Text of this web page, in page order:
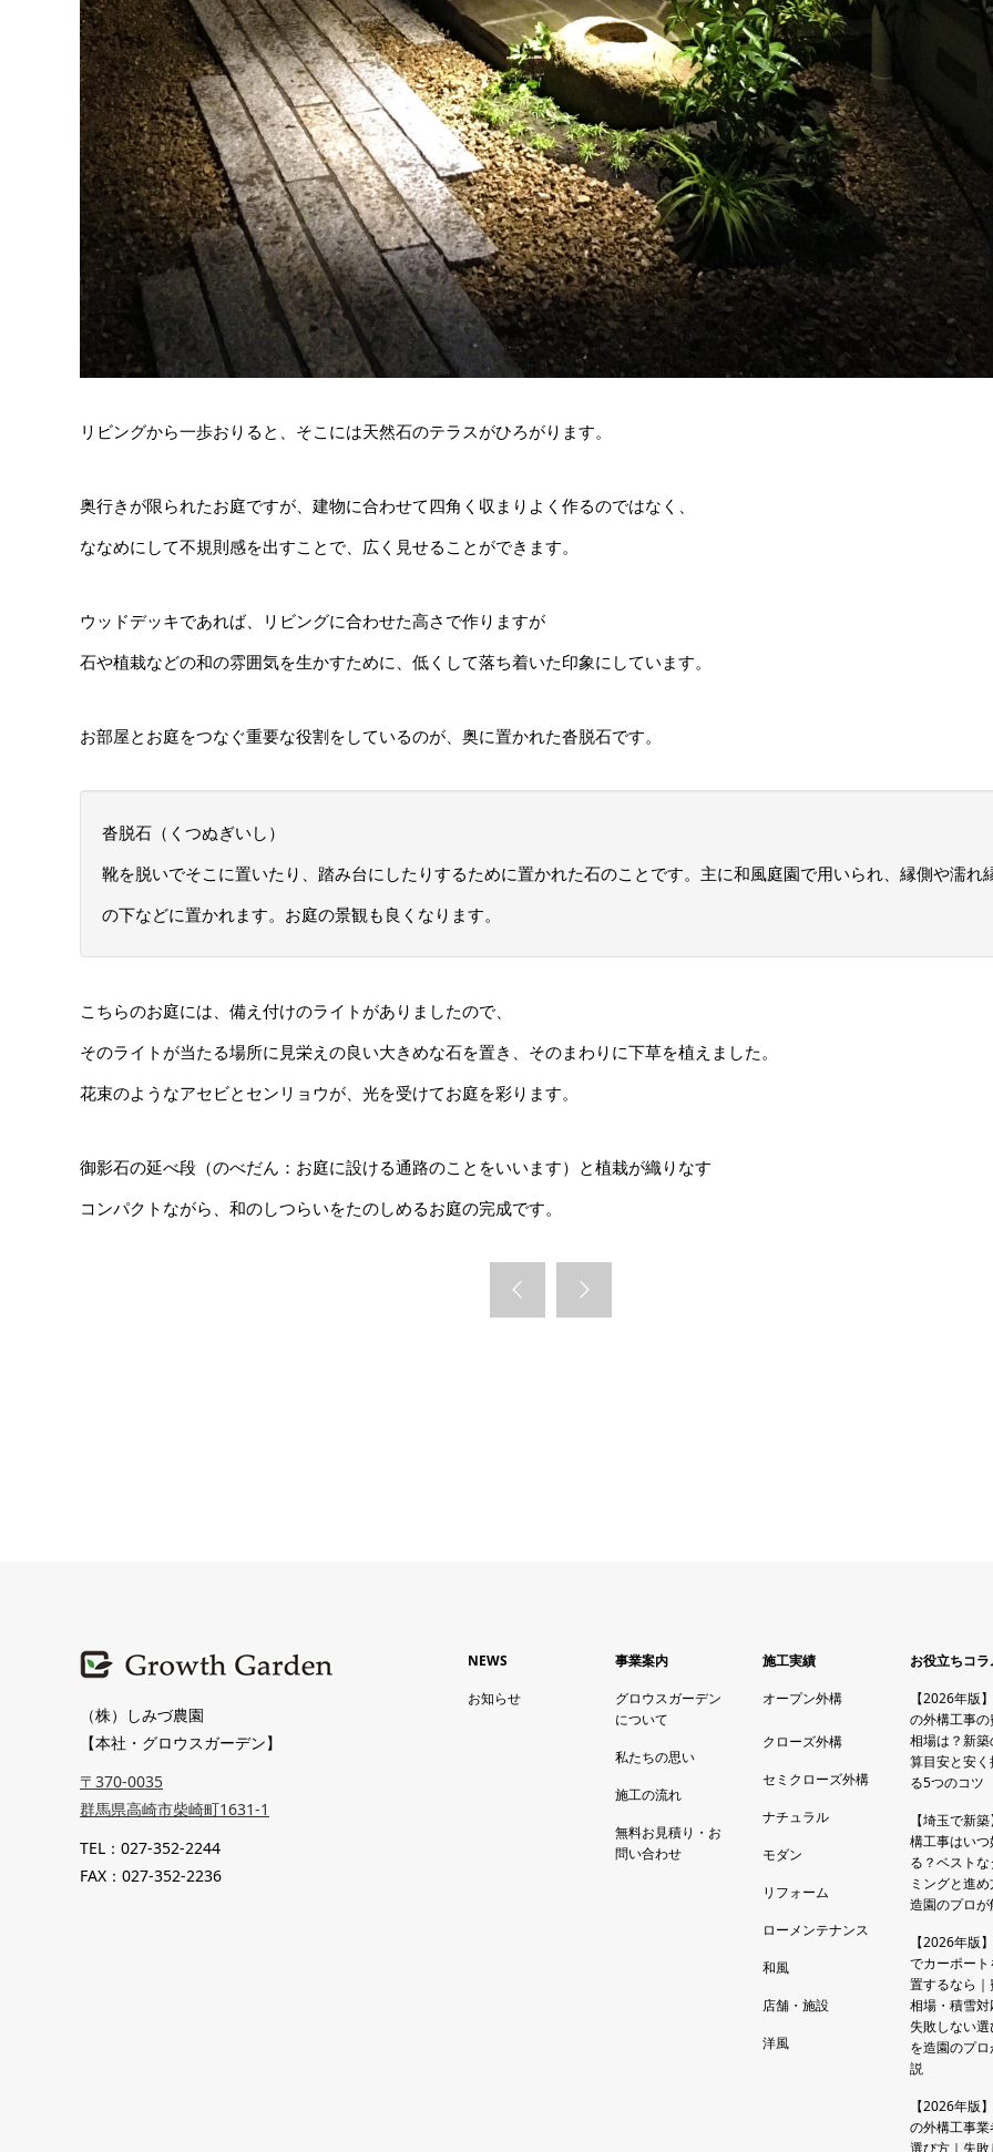
リビングから一歩おりると、そこには天然石のテラスがひろがります。
奥行きが限られたお庭ですが、建物に合わせて四角く収まりよく作るのではなく、
ななめにして不規則感を出すことで、広く見せることができます。
ウッドデッキであれば、リビングに合わせた高さで作りますが
石や植栽などの和の雰囲気を生かすために、低くして落ち着いた印象にしています。
お部屋とお庭をつなぐ重要な役割をしているのが、奥に置かれた沓脱石です。
沓脱石（くつぬぎいし）
靴を脱いでそこに置いたり、踏み台にしたりするために置かれた石のことです。主に和風庭園で用いられ、縁側や濡れ
の下などに置かれます。お庭の景観も良くなります。
こちらのお庭には、備え付けのライトがありましたので、
そのライトが当たる場所に見栄えの良い大きめな石を置き、そのまわりに下草を植えました。
花束のようなアセビとセンリョウが、光を受けてお庭を彩ります。
御影石の延べ段（のべだん：お庭に設ける通路のことをいいます）と植栽が織りなす
コンパクトながら、和のしつらいをたのしめるお庭の完成です。
NEWS
お知らせ
事業案内
グロウスガーデン
について
私たちの思い
施工の流れ
無料お見積り・お
問い合わせ
施工実績
オープン外構
クローズ外構
セミクローズ外構
ナチュラル
モダン
リフォーム
ローメンテナンス
和風
店舗・施設
洋風
お役立ちコラ
【2026年版
の外構工事の
相場は？新築
算目安と安く
る5つのコツ
【埼玉で新
構工事はいつ
る？ベスト
ミングと進
造園のプロが
【2026年版
でカーポート
置するなら｜
相場・積雪対
失敗しない
を造園のプ
説
【2026年版
の外構工事業
（株）しみづ農園
【本社・グロウスガーデン】
〒370-0035
群馬県高崎市柴崎町1631-1
TEL：027-352-2244
FAX：027-352-2236